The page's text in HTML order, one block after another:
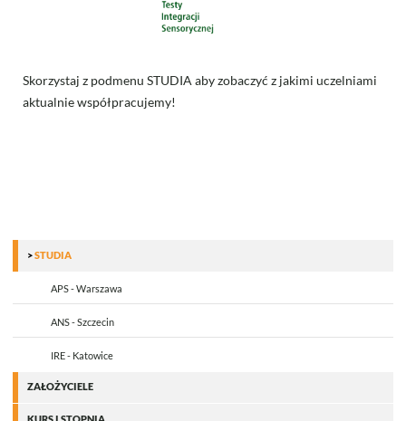
STUDIA
APS - Warszawa
ANS - Szczecin
IRE - Katowice
ZAŁOŻYCIELE
Skorzystaj z podmenu STUDIA aby zobaczyć z jakimi uczelniami
aktualnie współpracujemy!